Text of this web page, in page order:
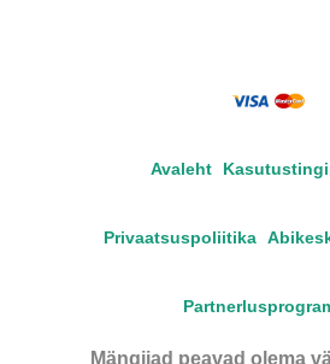
Avaleht
Privaatsuspoliitika
Mängijad peavad olema